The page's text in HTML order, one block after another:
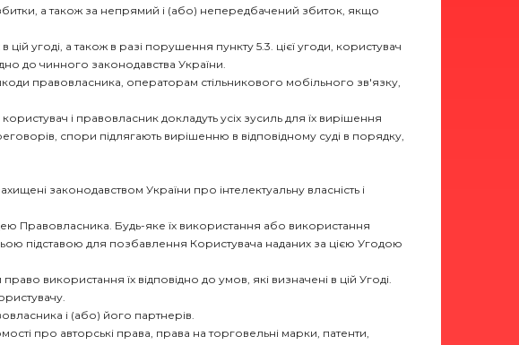
збитки, а також за непрямий і (або) непередбачений збиток, якщо
угоді, а також в разі порушення пункту 5.3. цієї угоди, користувач
до чинного законодавства України.
правовласника, операторам стільникового мобільного зв'язку,
і правовласник докладуть усіх зусиль для їх вирішення
спори підлягають вирішенню в відповідному суді в порядку,
законодавством України про інтелектуальну власність і
Правовласника. Будь-яке їх використання або використання
підставою для позбавлення Користувача наданих за цією Угодою
використання їх відповідно до умов, які визначені в цій Угоді.
і (або) його партнерів.
про авторські права, права на торговельні марки, патенти,